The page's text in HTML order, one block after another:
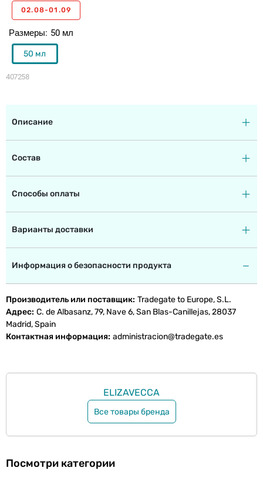
407258
Размеры 50 мл
50 мл
02.08-01.09
Описание
Состав
Способы оплаты
Варианты доставки
Информация о безопасности продукта
Производитель или поставщик Tradegate to Europe, S.L.
Адрес C. de Albasanz, 79, Nave 6, San Blas-Canillejas, 28037
Madrid, Spain
Контактная информация administracion@tradegate.es
ELIZAVECCA
Все товары бренда
Посмотри категории